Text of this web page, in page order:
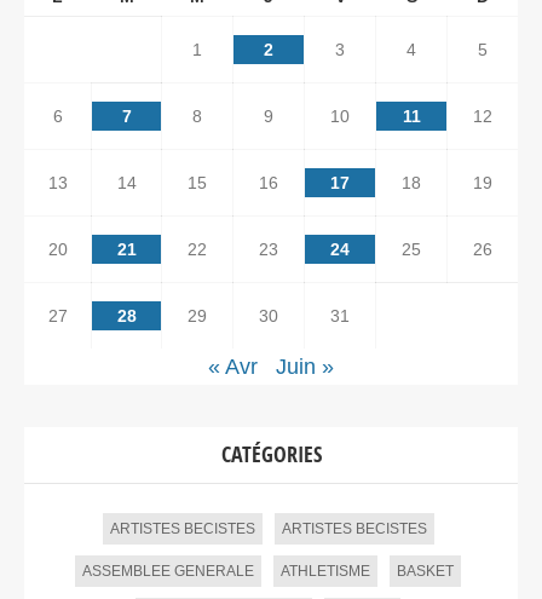
1 2 3 4 5
6 7 8 9 10 11 12
13 14 15 16 17 18 19
20 21 22 23 24 25 26
27 28 29 30 31
« Avr Juin »
CATÉGORIES
ARTISTES BECISTES ARTISTES BECISTES
ASSEMBLEE GENERALE ATHLETISME BASKET